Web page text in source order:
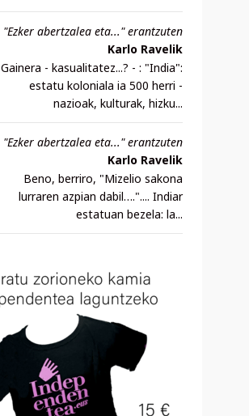
"Ezker abertzalea eta..." erantzuten
Karlo Ravelik
Gainera - kasualitatez...? - : "India":
estatu koloniala ia 500 herri -
nazioak, kulturak, hizku...
"Ezker abertzalea eta..." erantzuten
Karlo Ravelik
Beno, berriro, "Mizelio sakona
lurraren azpian dabil….".... Indiar
estatuan bezela: la...